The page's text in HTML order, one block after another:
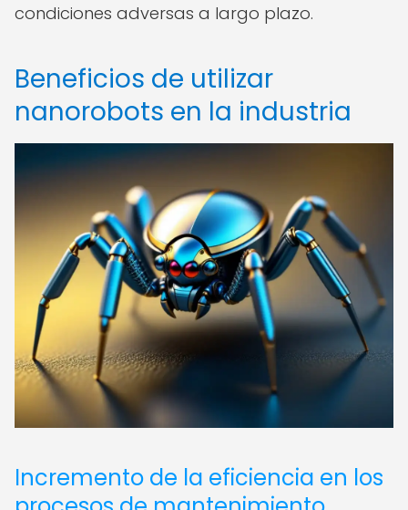
condiciones adversas a largo plazo.
Beneficios de utilizar
nanorobots en la industria
Incremento de la eficiencia en los